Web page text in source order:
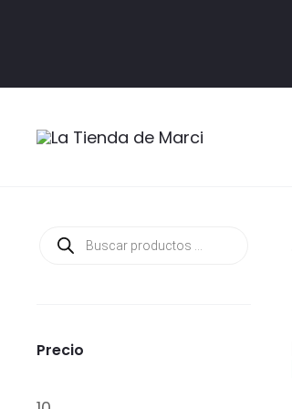
Búsqueda
de
Precio
Precio